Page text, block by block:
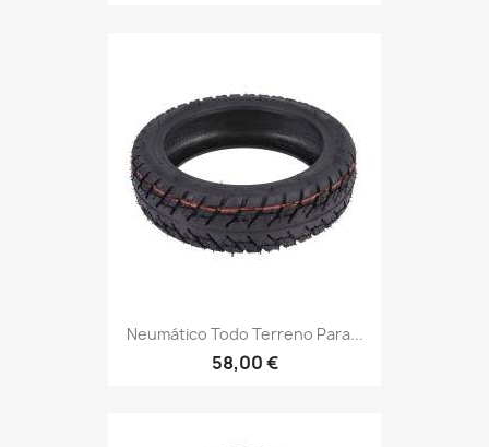
Neumático Todo Terreno Para...
58,00 €